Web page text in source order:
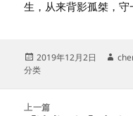
生，从来背影孤桀，守
发
布
2019年12月2日
作
分类
上一篇